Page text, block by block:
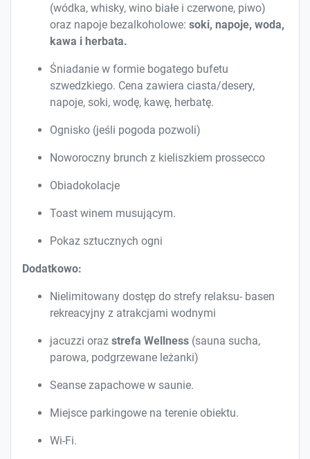
(wódka, whisky, wino białe i czerwone, piwo)
oraz napoje bezalkoholowe: soki, napoje, woda,
kawa i herbata.
Śniadanie w formie bogatego bufetu
szwedzkiego. Cena zawiera ciasta/desery,
napoje, soki, wodę, kawę, herbatę.
Ognisko (jeśli pogoda pozwoli)
Noworoczny brunch z kieliszkiem prossecco
Obiadokolacje
Toast winem musującym.
Pokaz sztucznych ogni
Dodatkowo:
Nielimitowany dostęp do strefy relaksu- basen
rekreacyjny z atrakcjami wodnymi
jacuzzi oraz strefa Wellness (sauna sucha,
parowa, podgrzewane leżanki)
Seanse zapachowe w saunie.
Miejsce parkingowe na terenie obiektu.
Wi-Fi.